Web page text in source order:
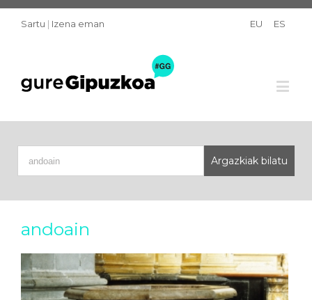
Sartu | Izena eman EU ES
andoain